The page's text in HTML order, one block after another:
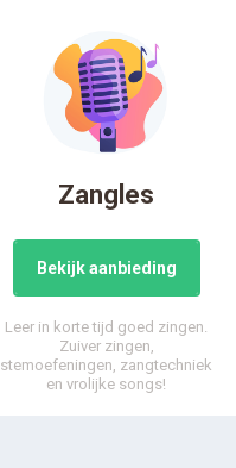
Zangles
Bekijk aanbieding
Leer in korte tijd goed zingen.
Zuiver zingen,
stemoefeningen, zangtechniek
en vrolijke songs!